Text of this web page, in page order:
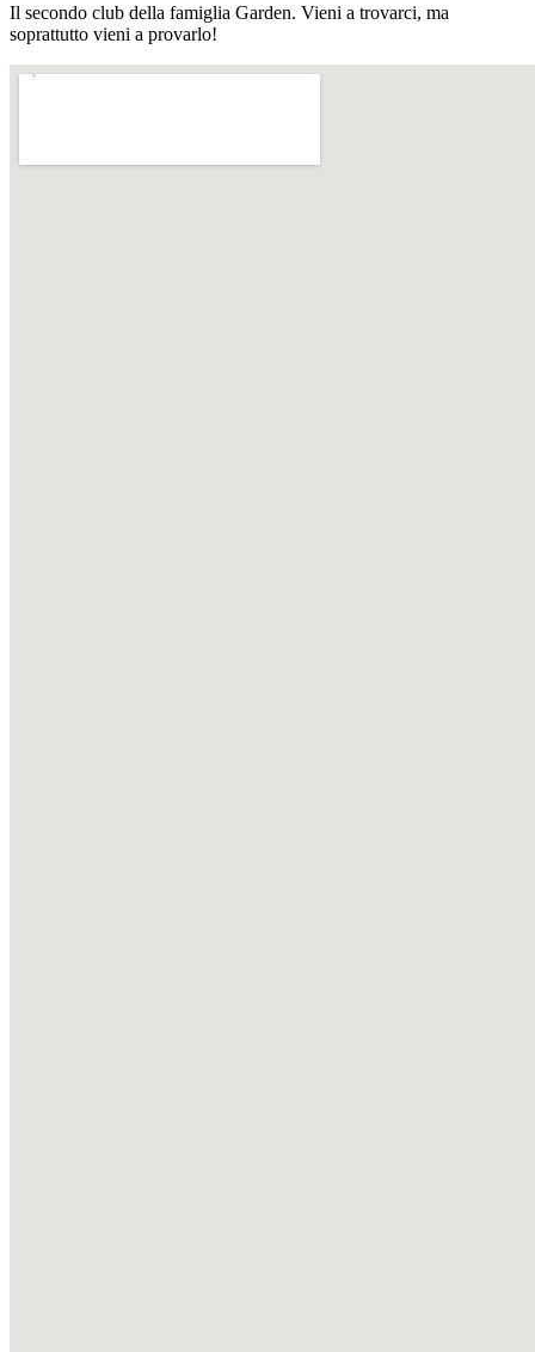
Il secondo club della famiglia Garden. Vieni a trovarci, ma
soprattutto vieni a provarlo!
PDF
Abbonamento STEVEN